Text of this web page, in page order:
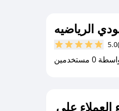
الرياضيه
5.0